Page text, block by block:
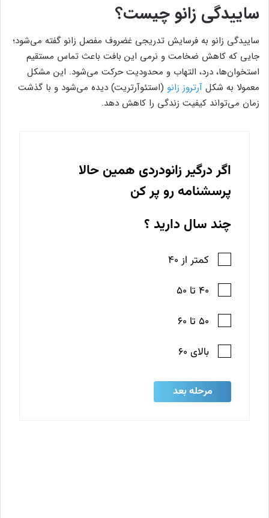
ساییدگی زانو چیست؟
ساییدگی زانو به فرسایش تدریجی غضروف مفصل زانو گفته می‌شود؛
جایی که کاهش ضخامت و نرمی این بافت باعث تماس مستقیم
استخوان‌ها، درد، التهاب و محدودیت حرکت می‌شود. این مشکل
معمولا به شکل آرتروز زانو (استئوآرتریت) دیده می‌شود و با گذشت
زمان می‌تواند کیفیت زندگی را کاهش دهد.